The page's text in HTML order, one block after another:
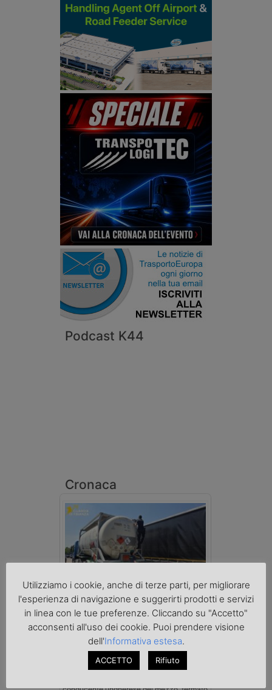
Podcast K44
Cronaca
Benzina spacciata per solvente
sequestrata a Padova
Le Fiamme Gialle del Comando Provinciale
di Padova hanno sottoposto a sequestro
preventivo 33mila litri di benzina di
contrabbando, dichiarata come solvente
nei documenti di trasporto, e
Utilizziamo i cookie, anche di terze parti, per migliorare
l'esperienza di navigazione e suggerirti prodotti e servizi
in linea con le tue preferenze. Cliccando su "Accetto"
acconsenti all'uso dei cookie. Puoi prendere visione
dell'Informativa estesa.
ACCETTO Rifiuto